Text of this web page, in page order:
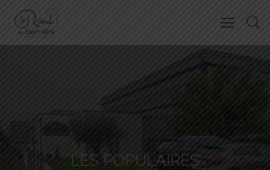
LES POPULAIRES